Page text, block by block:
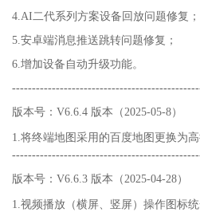
4.AI二代系列方案设备回放问题修复；
5.安卓端消息推送跳转问题修复；
6.增加设备自动升级功能。
版本号：V6.6.4 版本（2025-05-8）
1.将终端地图采用的百度地图更换为高
版本号：V6.6.3 版本（2025-04-28）
1.视频播放（横屏、竖屏）操作图标统